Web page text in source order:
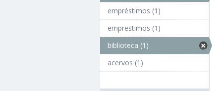
empréstimos (1)
emprestimos (1)
biblioteca (1)
acervos (1)